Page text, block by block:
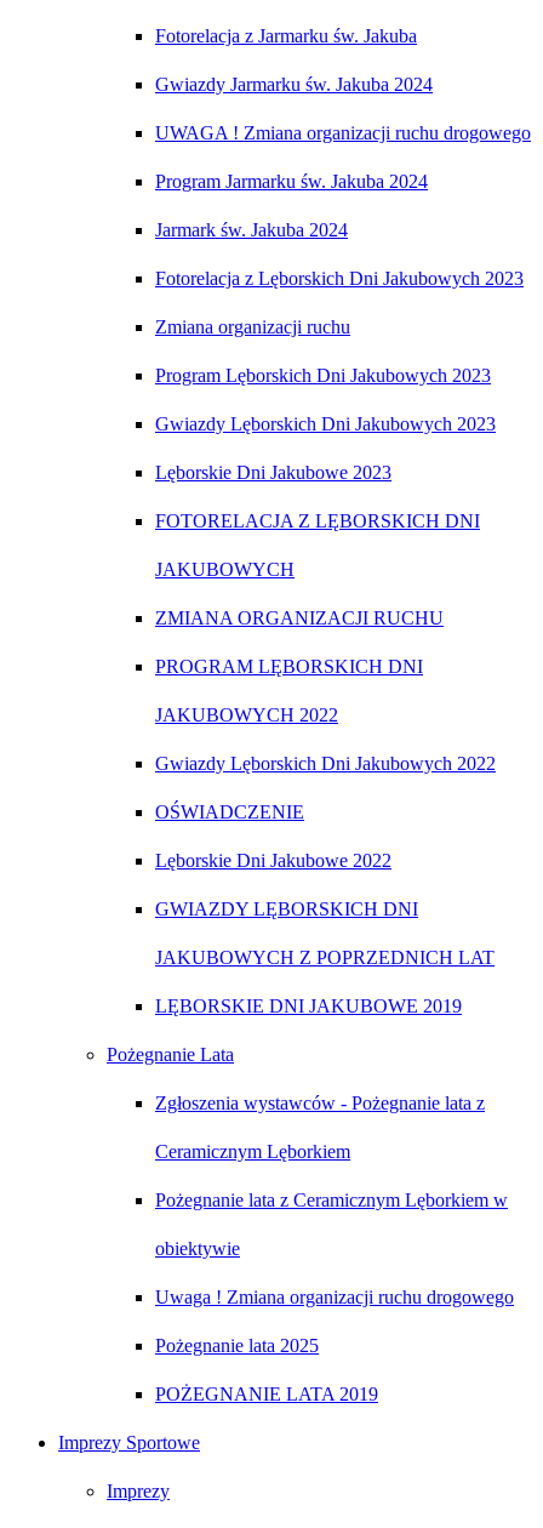
Fotorelacja z Jarmarku św. Jakuba
Gwiazdy Jarmarku św. Jakuba 2024
UWAGA ! Zmiana organizacji ruchu drogowego
Program Jarmarku św. Jakuba 2024
Jarmark św. Jakuba 2024
Fotorelacja z Lęborskich Dni Jakubowych 2023
Zmiana organizacji ruchu
Program Lęborskich Dni Jakubowych 2023
Gwiazdy Lęborskich Dni Jakubowych 2023
Lęborskie Dni Jakubowe 2023
FOTORELACJA Z LĘBORSKICH DNI
JAKUBOWYCH
ZMIANA ORGANIZACJI RUCHU
PROGRAM LĘBORSKICH DNI
JAKUBOWYCH 2022
Gwiazdy Lęborskich Dni Jakubowych 2022
OŚWIADCZENIE
Lęborskie Dni Jakubowe 2022
GWIAZDY LĘBORSKICH DNI
JAKUBOWYCH Z POPRZEDNICH LAT
LĘBORSKIE DNI JAKUBOWE 2019
Pożegnanie Lata
Zgłoszenia wystawców - Pożegnanie lata z
Ceramicznym Lęborkiem
Pożegnanie lata z Ceramicznym Lęborkiem w
obiektywie
Uwaga ! Zmiana organizacji ruchu drogowego
Pożegnanie lata 2025
POŻEGNANIE LATA 2019
Imprezy Sportowe
Imprezy